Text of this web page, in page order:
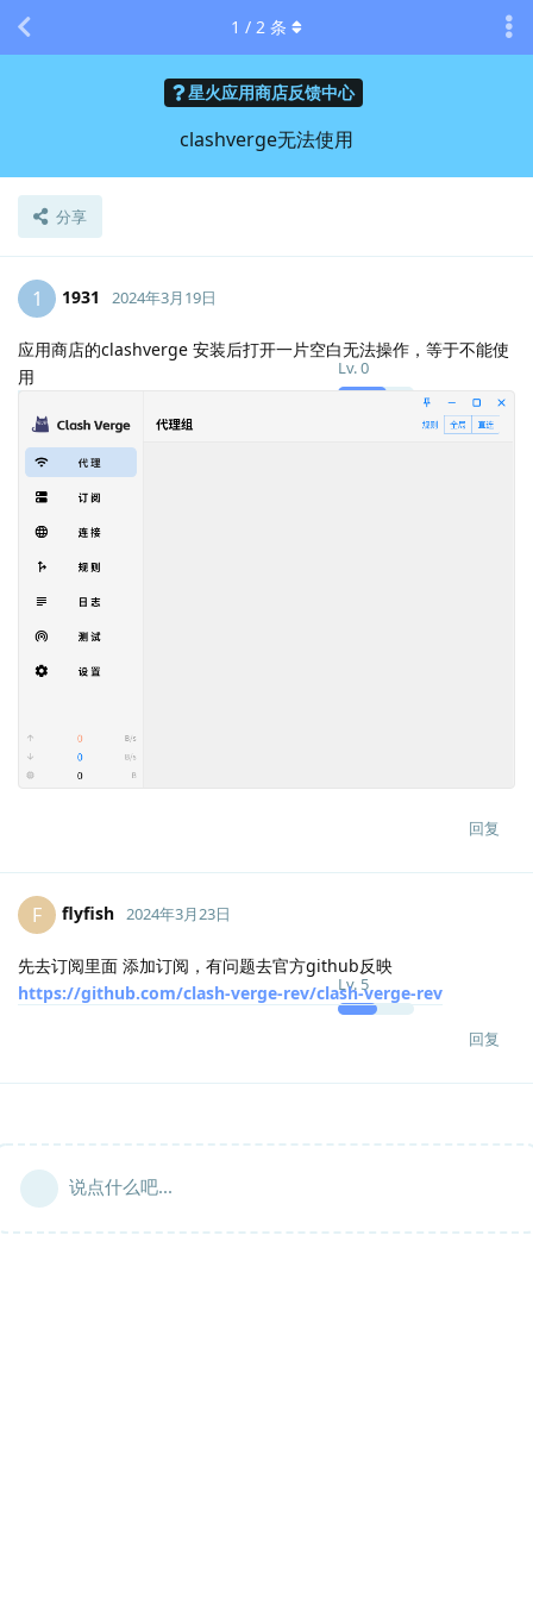
星火应用商店反馈中心
clashverge无法使用
分享
1 / 2 条
1 1931
Lv.0
2024年3月19日
应用商店的clashverge 安装后打开一片空白无法操作，等于不能使
用
回复
F flyfish
Lv. 5
2024年3月23日
先去订阅里面 添加订阅，有问题去官方github反映
https://github.com/clash-verge-rev/clash-verge-rev
回复
说点什么吧...